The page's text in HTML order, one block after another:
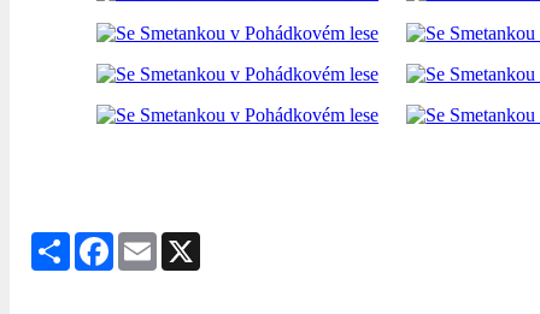
Share Facebook
Email